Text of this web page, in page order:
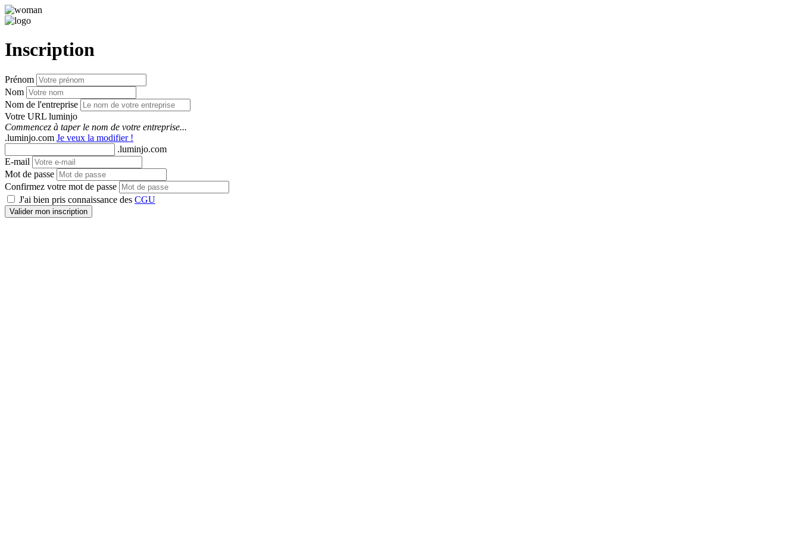
Inscription
Prénom
Nom
Nom de l'entreprise
Votre URL luminjo
Commencez à taper le nom de votre entreprise...
.luminjo.com Je veux la modifier !
.luminjo.com
E-mail
Mot de passe
Confirmez votre mot de passe
J'ai bien pris connaissance des CGU
Valider mon inscription